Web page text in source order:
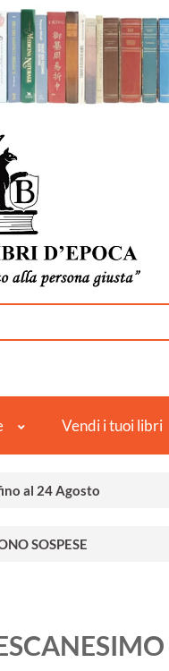
Vendi i tuoi libri
al 24 Agosto
SOSPESE